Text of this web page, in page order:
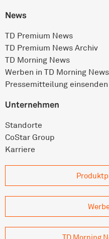
News
TD Premium News
TD Premium News Archiv
TD Morning News
Werben in TD Morning News
Pressemitteilung einsenden
Unternehmen
Standorte
CoStar Group
Karriere